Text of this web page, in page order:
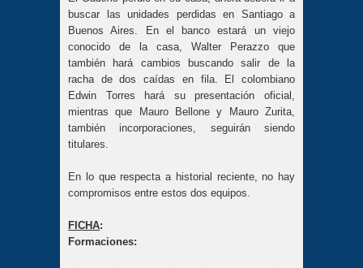
buscar las unidades perdidas en Santiago a
Buenos Aires. En el banco estará un viejo
conocido de la casa, Walter Perazzo que
también hará cambios buscando salir de la
racha de dos caídas en fila. El colombiano
Edwin Torres hará su presentación oficial,
mientras que Mauro Bellone y Mauro Zurita,
también incorporaciones, seguirán siendo
titulares.
En lo que respecta a historial reciente, no hay
compromisos entre estos dos equipos.
FICHA:
Formaciones: